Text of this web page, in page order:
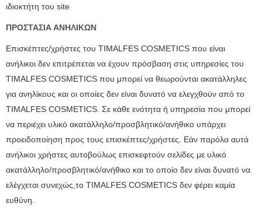
ιδιοκτήτη του site
ΠΡΟΣΤΑΣΙΑ ΑΝΗΛΙΚΩΝ
Επισκέπτες/χρήστες του TIMALFES COSMETICS που είναι
ανήλικοι δεν επιτρέπεται να έχουν πρόσβαση στις υπηρεσίες του
TIMALFES COSMETICS που μπορεί να θεωρούνται ακατάλληλες
για ανηλίκους και οι οποίες δεν είναι δυνατό να ελεγχθούν από το
TIMALFES COSMETICS. Σε κάθε ενότητα ή υπηρεσία που μπορεί
να περιέχει υλικό ακατάλληλο/προσβλητικό/ανήθικο υπάρχει
προειδοποίηση προς τους επισκέπτες/χρήστες. Εάν παρόλα αυτά
ανήλικοι χρήστες αυτοβούλως επισκεφτούν σελίδες με υλικό
ακατάλληλο/προσβλητικό/ανήθικο και το οποίο δεν είναι δυνατό να
ελέγχεται συνεχώς,το TIMALFES COSMETICS δεν φέρει καμία
ευθύνη.